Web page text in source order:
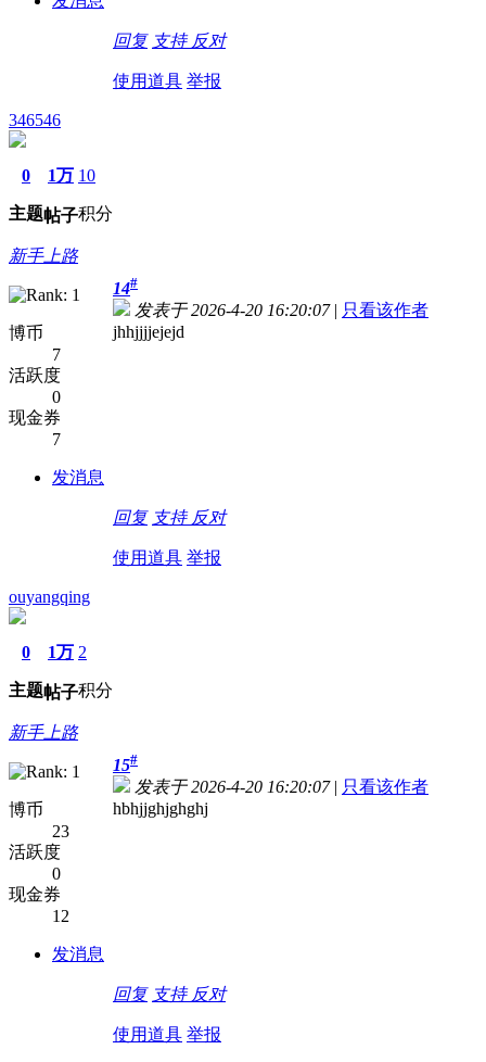
回复 支持 反对
使用道具 举报
346546
0
主题
1万
帖子
10
积分
新手上路
博币
7
活跃度
0
现金券
7
发消息
14#
发表于 2026-4-20 16:20:07 | 只看该作者
jhhjjjjejejd
回复 支持 反对
使用道具 举报
ouyangqing
0
主题
1万
帖子
2
积分
新手上路
博币
23
活跃度
0
现金券
12
发消息
15#
发表于 2026-4-20 16:20:07 | 只看该作者
hbhjjghjghghj
回复 支持 反对
使用道具 举报